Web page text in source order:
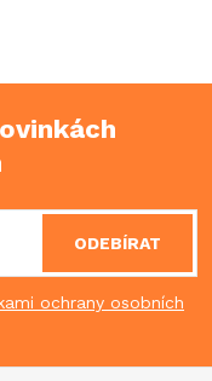
ochrany osobních
ODEBÍRAT